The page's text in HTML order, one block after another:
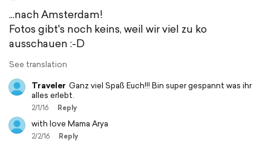
...nach Amsterdam!
Fotos gibt's noch keins, weil wir viel zu ko
ausschauen :-D
See translation
Traveler Ganz viel Spaß Euch!!! Bin super gespannt was ihr
alles erlebt.
2/1/16 Reply
with love Mama Arya
2/2/16 Reply